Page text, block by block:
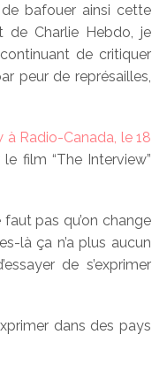
de bafouer ainsi cette
Charlie Hebdo, je
de critiquer
peur de représailles,
à Radio-Canada, le 18
film “The Interview”
pas qu’on change
là ça n’a plus aucun
de s’exprimer
dans des pays